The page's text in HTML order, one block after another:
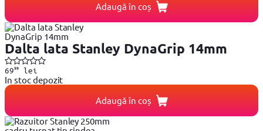
Adaugă în coș
Dalta lata Stanley DynaGrip 14mm
6999lei
In stoc depozit
Adaugă în coș